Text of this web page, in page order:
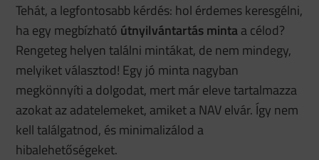
Tehát, a legfontosabb kérdés: hol érdemes keresgélni,
ha egy megbízható útnyilvántartás mintaa célod?
Rengeteg helyen találni mintákat, de nem mindegy,
melyiket választod! Egy jó minta nagyban
megkönnyíti a dolgodat, mert már eleve tartalmazza
azokat az adatelemeket, amiket a NAV elvár. Így nem
kell találgatnod, és minimalizálod a
hibalehetőségeket.